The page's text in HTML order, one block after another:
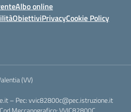
Albo online
ObiettiviPrivacyCookie Policy
(VV)
– Pec: vvic82800c@pec.istruzione.it